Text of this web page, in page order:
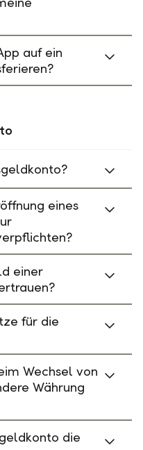
auf ein
eines
einer
für die
Wechsel von
Währung
die